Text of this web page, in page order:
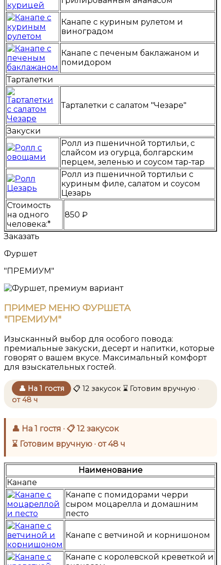
Канапе с куриным рулетом и
виноградом
Канапе с печеным баклажаном и
помидором
Тарталетки
Тарталетки с салатом "Чезаре"
Закуски
Ролл из пшеничной тортильи, с
слайсом из огурца, болгарским
перцем, зеленью и соусом тар-тар
Ролл из пшеничной тортильи с
куриным филе, салатом и соусом
Цезарь
Стоимость
на одного
человека:*
850 ₽
Заказать
Фуршет
"ПРЕМИУМ"
ПРИМЕР МЕНЮ ФУРШЕТА
"ПРЕМИУМ"
Изысканный выбор для особого повода:
премиальные закуски, десерт и напитки, которые
говорят о вашем вкусе. Максимальный комфорт
для взыскательных гостей.
👤 На 1 гостя 📋 12 закусок ⌛ Готовим вручную ·
от 48 ч
👤 На 1 гостя · 📋 12 закусок
⌛ Готовим вручную · от 48 ч
Наименование
Канапе
Канапе с помидорами черри
сыром моцарелла и домашним
песто
Канапе с ветчиной и корнишоном
Канапе с королевской креветкой и